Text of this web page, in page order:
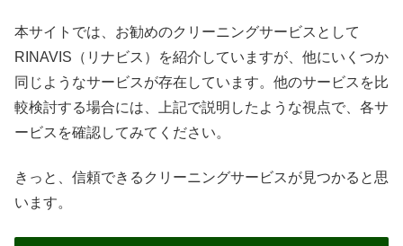
本サイトでは、お勧めのクリーニングサービスとして
RINAVIS（リナビス）を紹介していますが、他にいくつか
同じようなサービスが存在しています。他のサービスを比
較検討する場合には、上記で説明したような視点で、各サ
ービスを確認してみてください。
きっと、信頼できるクリーニングサービスが見つかると思
います。